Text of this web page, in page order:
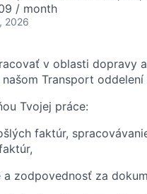
/ month
2026
v oblasti dopravy
našom Transport
Tvojej práce:
faktúr,
a zodpovednosť za